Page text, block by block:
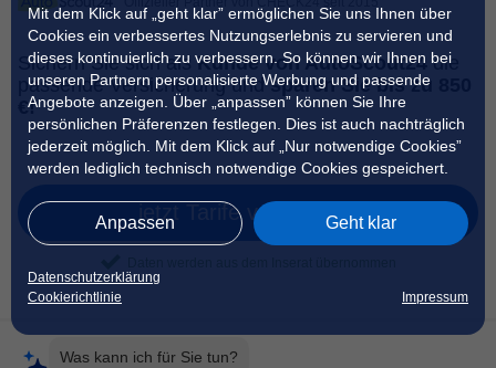
Mit dem Klick auf „geht klar” ermöglichen Sie uns Ihnen über
Cookies ein verbessertes Nutzungserlebnis zu servieren und
dieses kontinuierlich zu verbessern. So können wir Ihnen bei
unseren Partnern personalisierte Werbung und passende
Angebote anzeigen. Über „anpassen” können Sie Ihre
persönlichen Präferenzen festlegen. Dies ist auch nachträglich
jederzeit möglich. Mit dem Klick auf „Nur notwendige Cookies”
werden lediglich technisch notwendige Cookies gespeichert.
Anpassen Geht klar
Datenschutzerklärung
Cookierichtlinie
Impressum
Sichern Sie sich alsKunde von AutoScout24 die
passende Versicherung undsparen Sie bis zu 850
€!
jetzt Tarife vergleichen
Was kann ich für Sie tun?